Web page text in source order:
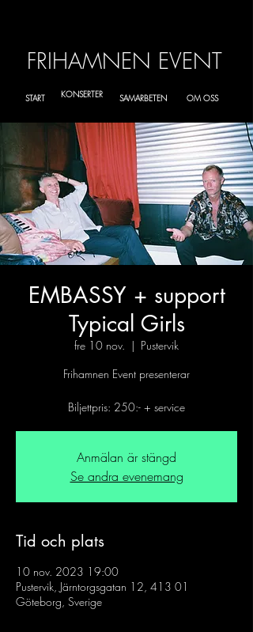
FRIHAMNEN EVENT
START OM OSS
SAMARBETEN
KONSERTER
EMBASSY + support
Typical Girls
fre 10 nov.
  |
Pustervik
Frihamnen Event presenterar
Anmälan är stängd
Se andra evenemang
Tid och plats
10 nov. 2023 19:00
Pustervik, Järntorgsgatan 12, 413 01
Göteborg, Sverige